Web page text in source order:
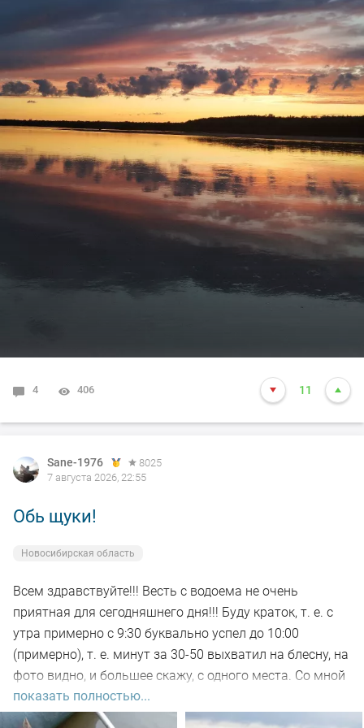
С уважением Шнивовод!🤝
4 406 11
Sane-1976
8025
7 августа 2026, 22:55
Обь щуки!
Новосибирская область
Всем здравствуйте!!! Весть с водоема не очень
приятная для сегодняшнего дня!!! Буду краток, т. е. с
утра примерно с 9:30 буквально успел до 10:00
(примерно), т. е. минут за 30-50 выхватил на блесну, на
фото видно, и большее скажу, с одного места. Со мной
был рыбак, который рыбачил с берега, т. е. я его увез
на остров на белую рыбу, а сам дальше, как обычно, по
показать полностью...